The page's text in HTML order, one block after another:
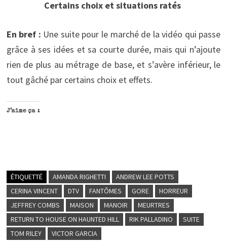
Certains choix et situations ratés
En bref : Une suite pour le marché de la vidéo qui passe
grâce à ses idées et sa courte durée, mais qui n’ajoute
rien de plus au métrage de base, et s’avère inférieur, le
tout gâché par certains choix et effets.
J’aime ça :
ÉTIQUETTÉ AMANDA RIGHETTI
ANDREW LEE POTTS
CERINA VINCENT
DTV FANTÔMES GORE
HORREUR
JEFFREY COMBS
MAISON MANOIR
MEURTRES
RETURN TO HOUSE ON HAUNTED HILL
RIK PALLADINO
SUITE
TOM RILEY
VICTOR GARCIA